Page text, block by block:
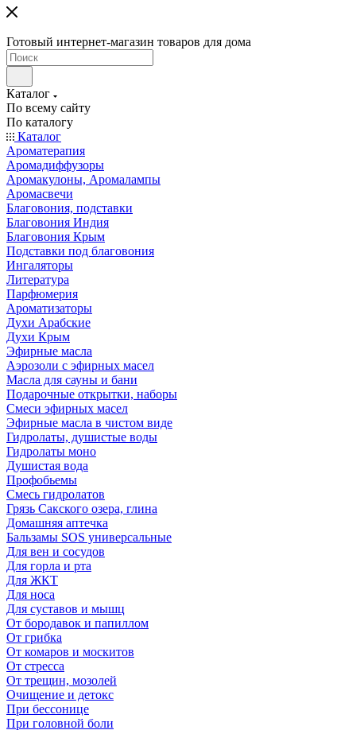
Готовый интернет-магазин товаров для дома
Каталог
По всему сайту
По каталогу
Каталог
Ароматерапия
Аромадиффузоры
Аромакулоны, Аромалампы
Аромасвечи
Благовония, подставки
Благовония Индия
Благовония Крым
Подставки под благовония
Ингаляторы
Литература
Парфюмерия
Ароматизаторы
Духи Арабские
Духи Крым
Эфирные масла
Аэрозоли с эфирных масел
Масла для сауны и бани
Подарочные открытки, наборы
Смеси эфирных масел
Эфирные масла в чистом виде
Гидролаты, душистые воды
Гидролаты моно
Душистая вода
Профобьемы
Смесь гидролатов
Грязь Сакского озера, глина
Домашняя аптечка
Бальзамы SOS универсальные
Для вен и сосудов
Для горла и рта
Для ЖКТ
Для носа
Для суставов и мышц
От бородавок и папиллом
От грибка
От комаров и москитов
От стресса
От трещин, мозолей
Очищение и детокс
При бессонице
При головной боли